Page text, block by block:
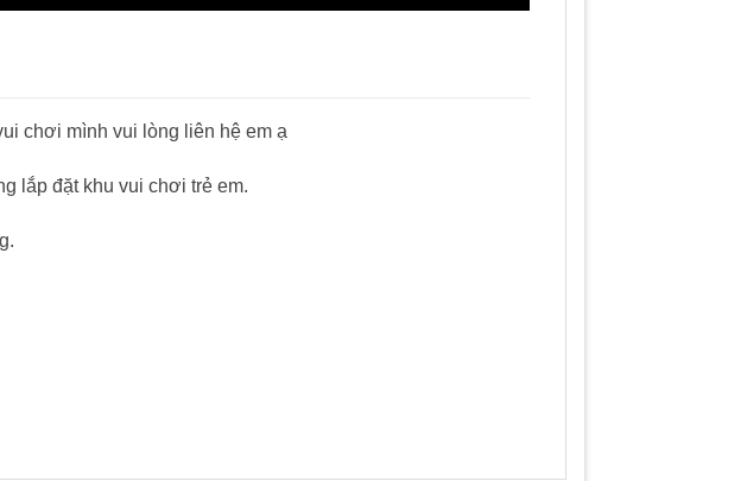
chơi mình vui lòng liên hệ em ạ
lắp đặt khu vui chơi trẻ em.